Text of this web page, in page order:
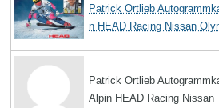
Patrick Ortlieb
n HEAD Racing Nissan
Patrick Ortlieb
Alpin HEAD Racing Nissan